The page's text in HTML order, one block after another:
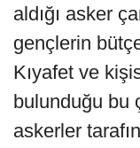
aldığı asker
gençlerin
Kıyafet ve
bulunduğu bu
askerler